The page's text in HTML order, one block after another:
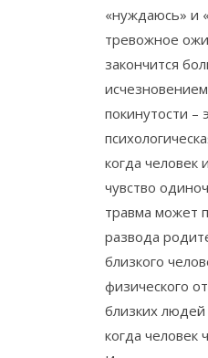
«нуждаюсь» и
тревожное
закончится
покинутости –
когда человек
чувство
травма может
развода
близкого
физического
близких людей
когда человек